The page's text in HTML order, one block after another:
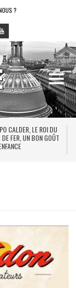
?
CALDER, LE ROI DU
DE FER, UN BON GOÛT